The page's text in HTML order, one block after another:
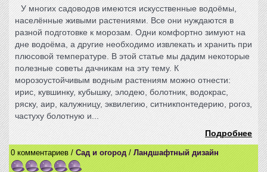
У многих садоводов имеются искусственные водоёмы,
населённые живыми растениями. Все они нуждаются в
разной подготовке к морозам. Одни комфортно зимуют на
дне водоёма, а другие необходимо извлекать и хранить при
плюсовой температуре. В этой статье мы дадим некоторые
полезные советы дачникам на эту тему. К
морозоустойчивым водным растениям можно отнести:
ирис, кувшинку, кубышку, элодею, болотник, водокрас,
ряску, аир, калужницу, эквилегию, ситникпонтедерию, рогоз,
частуху болотную и...
Подробнее
0 комментариев / Сад и огород / Ландшафтный дизайн